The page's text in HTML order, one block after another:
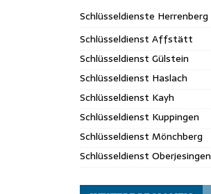
Schlüsseldienste Herrenberg
Schlüsseldienst Affstätt
Schlüsseldienst Gülstein
Schlüsseldienst Haslach
Schlüsseldienst Kayh
Schlüsseldienst Kuppingen
Schlüsseldienst Mönchberg
Schlüsseldienst Oberjesingen